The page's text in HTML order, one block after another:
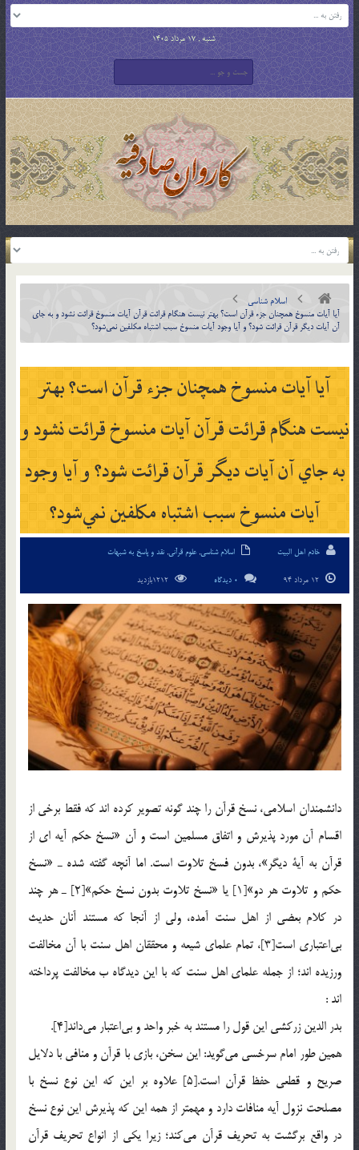
شنبه , 17 مرداد 1405
اسلام شناسی
آيا آيات منسوخ همچنان جزء‌ قرآن است؟ بهتر نيست هنگام قرائت قرآن آيات منسوخ قرائت نشود و به جاي
آن آيات ديگر قرآن قرائت شود؟ و آيا وجود آيات منسوخ سبب اشتباه مكلفين نمي‌شود؟
آيا آيات منسوخ همچنان جزء‌ قرآن است؟ بهتر
نيست هنگام قرائت قرآن آيات منسوخ قرائت نشود و
به جاي آن آيات ديگر قرآن قرائت شود؟ و آيا وجود
آيات منسوخ سبب اشتباه مكلفين نمي‌شود؟
خادم اهل البیت اسلام شناسی,علوم قرآنی, نقد و پاسخ به شبهات
0 دیدگاه
دانشمندان اسلامي، نسخ قرآن را چند گونه تصوير كرده ‌اند كه فقط برخي از
اقسام آن مورد پذيرش و اتفاق مسلمين است و آن «نسخ حكم آيه ‌اي از
قرآن به آية ديگر»، بدون فسخ تلاوت است. اما آنچه گفته شده ـ «نسخ
حكم و تلاوت هر دو»[1] يا «نسخ تلاوت بدون نسخ حكم»[2] ـ هر چند
در كلام بعضي از اهل سنت آمده، ولي از آنجا كه مستند آنان حديث
بي‌اعتباري است[3]، تمام علماي شيعه و محققان اهل سنت با آن مخالفت
ورزيده ‌اند؛ از جمله علماي اهل سنت که با اين ديدگاه ب مخالفت پرداخته
اند :
بدر الدين زركشي اين قول را مستند به خبر واحد و بي‌اعتبار مي‌داند[4].
همين طور امام سرخسي مي‌گويد: اين سخن، بازي با قرآن و منافي با دلايل
صريح و قطعي حفظ قرآن است.[5] علاوه بر اين كه اين نوع نسخ با
مصلحت نزول آيه منافات دارد و مهمتر از همه اين كه پذيرش اين نوع نسخ
در واقع برگشت به تحريف قرآن مي‌كند؛ زيرا يكي از انواع تحريف قرآن